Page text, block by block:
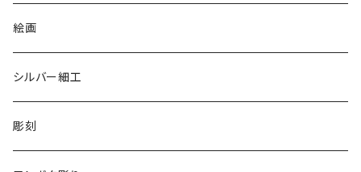
リバーシブル エコバッグ
絵画
シルバー細工
彫刻